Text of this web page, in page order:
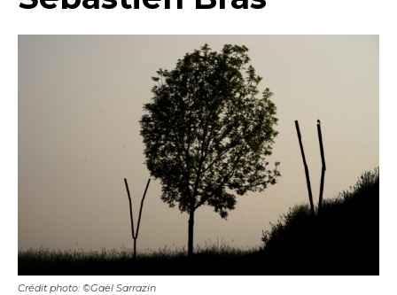
Crédit photo: ©Gaël Sarrazin